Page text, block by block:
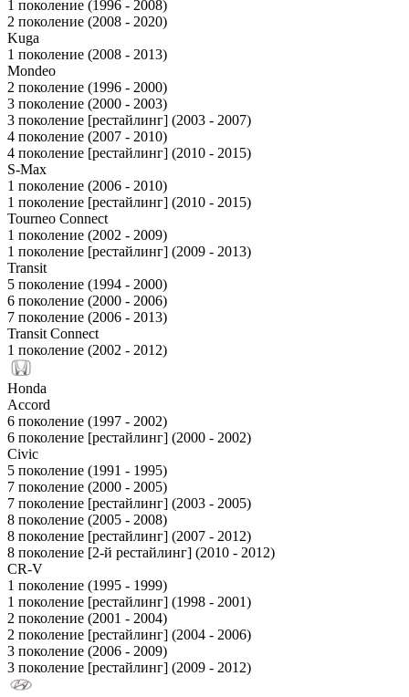
1 поколение (1996 - 2008)
2 поколение (2008 - 2020)
Kuga
1 поколение (2008 - 2013)
Mondeo
2 поколение (1996 - 2000)
3 поколение (2000 - 2003)
3 поколение [рестайлинг] (2003 - 2007)
4 поколение (2007 - 2010)
4 поколение [рестайлинг] (2010 - 2015)
S-Max
1 поколение (2006 - 2010)
1 поколение [рестайлинг] (2010 - 2015)
Tourneo Connect
1 поколение (2002 - 2009)
1 поколение [рестайлинг] (2009 - 2013)
Transit
5 поколение (1994 - 2000)
6 поколение (2000 - 2006)
7 поколение (2006 - 2013)
Transit Connect
1 поколение (2002 - 2012)
Honda
Accord
6 поколение (1997 - 2002)
6 поколение [рестайлинг] (2000 - 2002)
Civic
5 поколение (1991 - 1995)
7 поколение (2000 - 2005)
7 поколение [рестайлинг] (2003 - 2005)
8 поколение (2005 - 2008)
8 поколение [рестайлинг] (2007 - 2012)
8 поколение [2-й рестайлинг] (2010 - 2012)
CR-V
1 поколение (1995 - 1999)
1 поколение [рестайлинг] (1998 - 2001)
2 поколение (2001 - 2004)
2 поколение [рестайлинг] (2004 - 2006)
3 поколение (2006 - 2009)
3 поколение [рестайлинг] (2009 - 2012)